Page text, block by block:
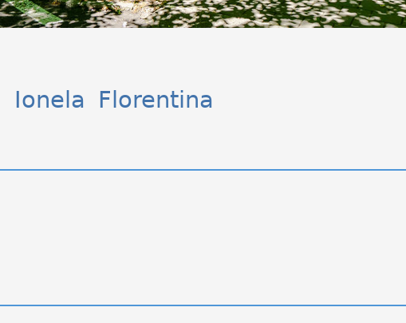
Ionela Florentina